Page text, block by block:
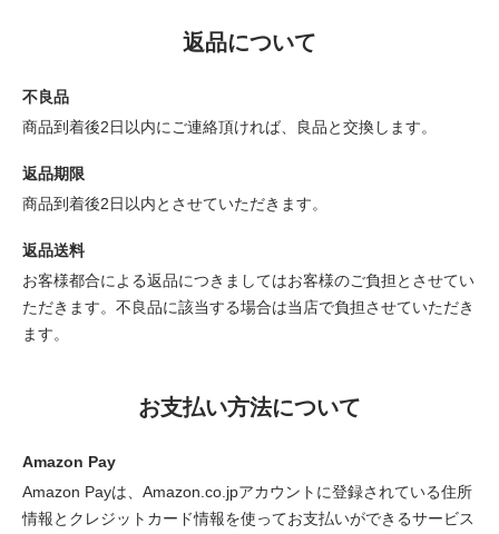
返品について
不良品
商品到着後2日以内にご連絡頂ければ、良品と交換します。
返品期限
商品到着後2日以内とさせていただきます。
返品送料
お客様都合による返品につきましてはお客様のご負担とさせてい
ただきます。不良品に該当する場合は当店で負担させていただき
ます。
お支払い方法について
Amazon Pay
Amazon Payは、Amazon.co.jpアカウントに登録されている住所
情報とクレジットカード情報を使ってお支払いができるサービス